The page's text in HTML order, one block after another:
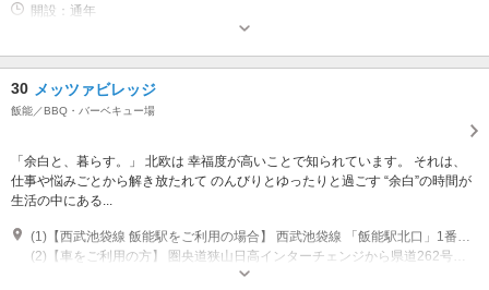
開設：通年
30 メッツァビレッジ
飯能／BBQ・バーベキュー場
「余白と、暮らす。」 北欧は 幸福度が高いことで知られています。 それは、
仕事や悩みごとから解き放たれて のんびりとゆったりと過ごす “余白”の時間が
生活の中にある...
(1)【西武池袋線 飯能駅をご利用の場合】 西武池袋線 「飯能駅北口」1番乗場より 「メッツァ」行き直行バス（国際興業・西武バス・イーグルバス運行）及び 「メッツァ経由武蔵高萩駅」行き路線バス（イーグルバス運行）、 メッツァ停留所下車（所要時間約13分）
営業時間：平日10:00～18:00、土日祝10:00～19:00 ※施設・店舗ごとに異